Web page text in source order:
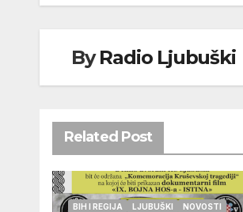
ByRadio Ljubuški
Related Post
BIH I REGIJA LJUBUŠKI NOVOSTI